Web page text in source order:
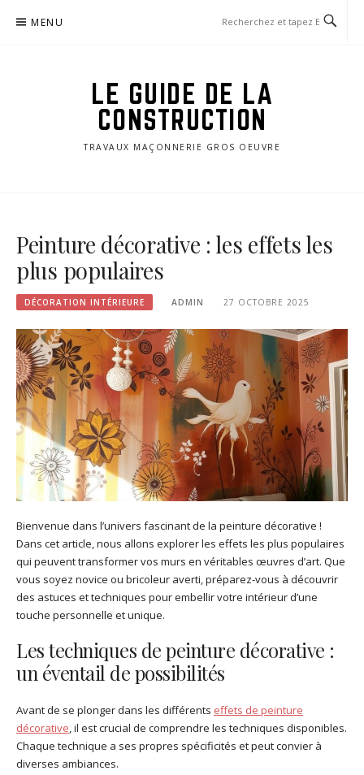
MENU
LE GUIDE DE LA
CONSTRUCTION
TRAVAUX MAÇONNERIE GROS OEUVRE
Peinture décorative : les effets les
plus populaires
DÉCORATION INTÉRIEURE ADMIN 27 OCTOBRE 2025
Bienvenue dans l’univers fascinant de la peinture décorative !
Dans cet article, nous allons explorer les effets les plus populaires
qui peuvent transformer vos murs en véritables œuvres d’art. Que
vous soyez novice ou bricoleur averti, préparez-vous à découvrir
des astuces et techniques pour embellir votre intérieur d’une
touche personnelle et unique.
Les techniques de peinture décorative :
un éventail de possibilités
Avant de se plonger dans les différents effets de peinture
décorative, il est crucial de comprendre les techniques disponibles.
Chaque technique a ses propres spécificités et peut convier à
diverses ambiances.